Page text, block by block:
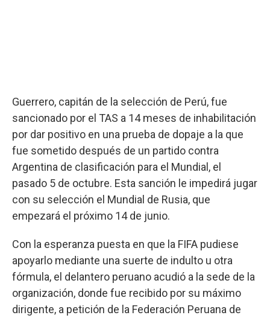
Guerrero, capitán de la selección de Perú, fue
sancionado por el TAS a 14 meses de inhabilitación
por dar positivo en una prueba de dopaje a la que
fue sometido después de un partido contra
Argentina de clasificación para el Mundial, el
pasado 5 de octubre. Esta sanción le impedirá jugar
con su selección el Mundial de Rusia, que
empezará el próximo 14 de junio.
Con la esperanza puesta en que la FIFA pudiese
apoyarlo mediante una suerte de indulto u otra
fórmula, el delantero peruano acudió a la sede de la
organización, donde fue recibido por su máximo
dirigente, a petición de la Federación Peruana de